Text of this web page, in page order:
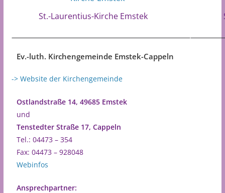
St.-Laurentius-Kirche Emstek
Ev.-luth. Kirchengemeinde Emstek-Cappeln
-> Website der Kirchengemeinde
Ostlandstraße 14, 49685 Emstek
und
Tenstedter Straße 17, Cappeln
Tel.: 04473 – 354
Fax: 04473 – 928048
Webinfos
Ansprechpartner: